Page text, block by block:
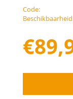
Code:
€